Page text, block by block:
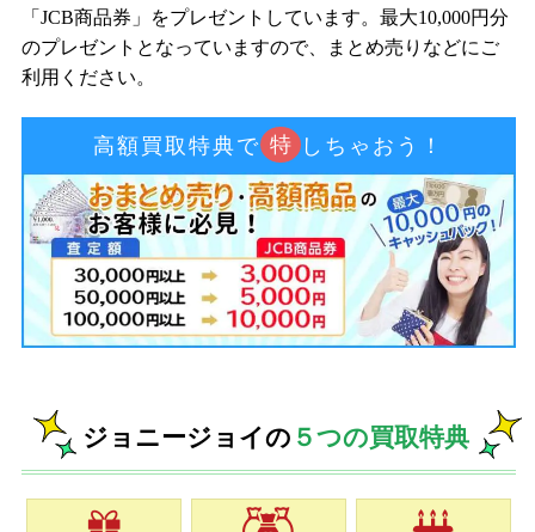
「JCB商品券」をプレゼントしています。最大10,000円分
のプレゼントとなっていますので、まとめ売りなどにご
利用ください。
高額買取特典で 特 しちゃおう！
ジョニージョイの ５つの買取特典